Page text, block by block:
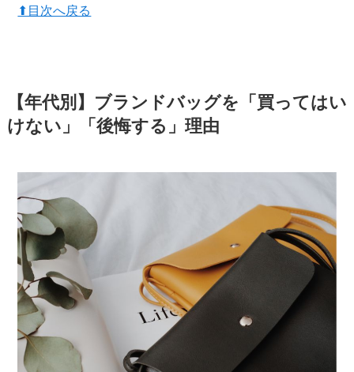
⬆︎目次へ戻る
【年代別】ブランドバッグを「買ってはい
けない」「後悔する」理由